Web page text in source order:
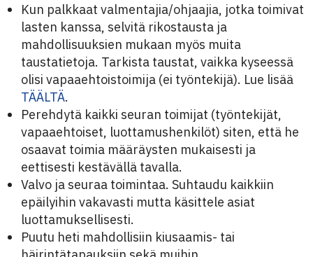
Kun palkkaat valmentajia/ohjaajia, jotka toimivat
lasten kanssa, selvitä rikostausta ja
mahdollisuuksien mukaan myös muita
taustatietoja. Tarkista taustat, vaikka kyseessä
olisi vapaaehtoistoimija (ei työntekijä). Lue lisää
TÄÄLTÄ.
Perehdytä kaikki seuran toimijat (työntekijät,
vapaaehtoiset, luottamushenkilöt) siten, että he
osaavat toimia määräysten mukaisesti ja
eettisesti kestävällä tavalla.
Valvo ja seuraa toimintaa. Suhtaudu kaikkiin
epäilyihin vakavasti mutta käsittele asiat
luottamuksellisesti.
Puutu heti mahdollisiin kiusaamis- tai